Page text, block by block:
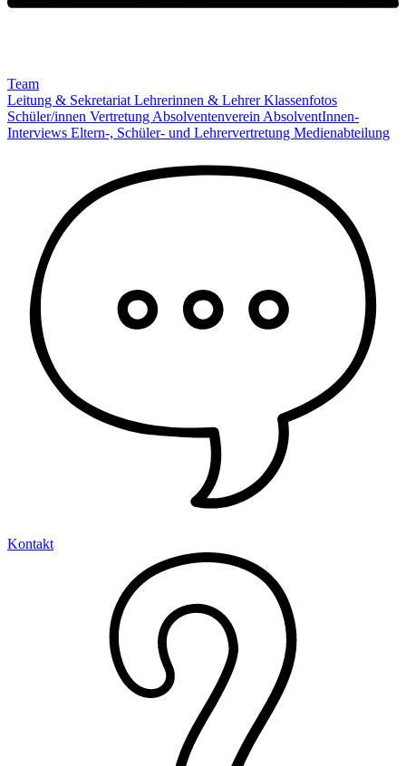
Team
Leitung & Sekretariat Lehrerinnen & LehrerKlassenfotos
Schüler/innen Vertretung Absolventenverein AbsolventInnen-
Interviews Eltern-, Schüler- und Lehrervertretung Medienabteilung
Kontakt